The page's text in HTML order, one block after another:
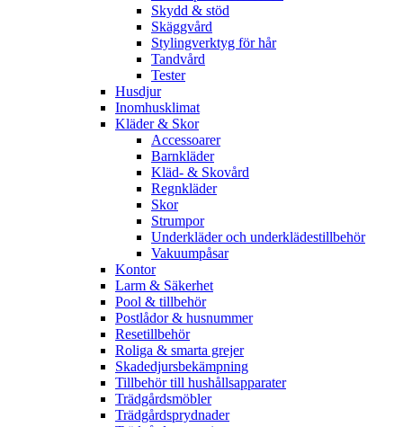
Skydd & stöd
Skäggvård
Stylingverktyg för hår
Tandvård
Tester
Husdjur
Inomhusklimat
Kläder & Skor
Accessoarer
Barnkläder
Kläd- & Skovård
Regnkläder
Skor
Strumpor
Underkläder och underklädestillbehör
Vakuumpåsar
Kontor
Larm & Säkerhet
Pool & tillbehör
Postlådor & husnummer
Resetillbehör
Roliga & smarta grejer
Skadedjursbekämpning
Tillbehör till hushållsapparater
Trädgårdsmöbler
Trädgårdsprydnader